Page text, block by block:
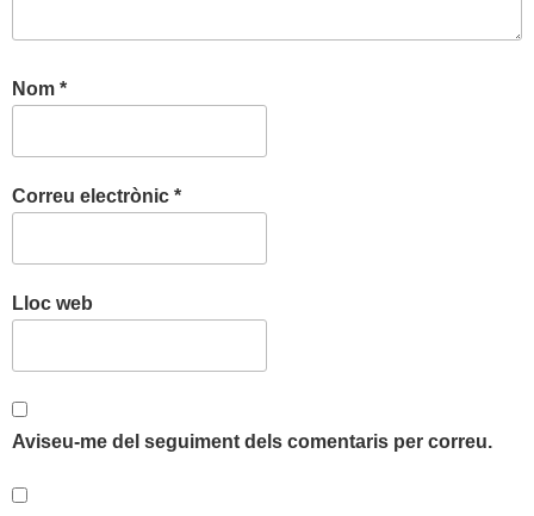
Nom *
Correu electrònic *
Lloc web
Aviseu-me del seguiment dels comentaris per correu.